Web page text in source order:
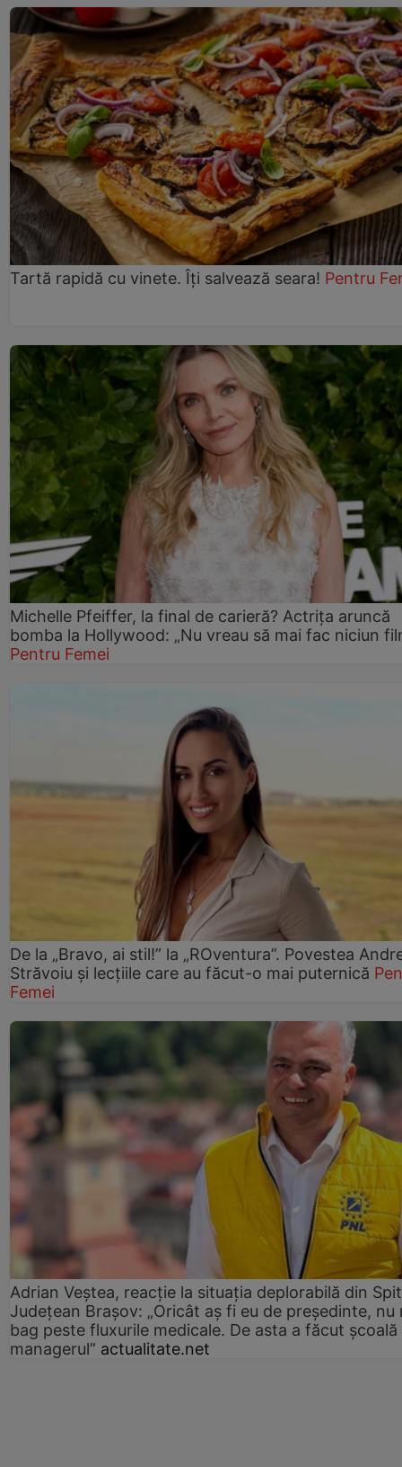
Tartă rapidă cu vinete. Îți salvează seara! Pentru
Michelle Pfeiffer, la final de carieră? Actrița aruncă
bomba la Hollywood: „Nu vreau să mai fac niciun
Pentru Femei
De la „Bravo, ai stil!” la „ROventura”. Povestea
Străvoiu și lecțiile care au făcut-o mai puternică
Femei
Adrian Veștea, reacție la situația deplorabilă din
Județean Brașov: „Oricât aș fi eu de președinte, nu
bag peste fluxurile medicale. De asta a făcut școală
managerul” actualitate.net